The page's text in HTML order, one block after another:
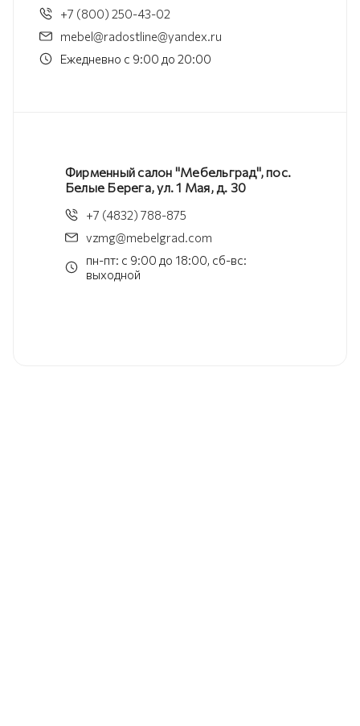
+7 (800) 250-43-02
mebel@radostline@yandex.ru
Ежедневно с 9:00 до 20:00
Фирменный салон "Мебельград", пос.
Белые Берега, ул. 1 Мая, д. 30
+7 (4832) 788-875
vzmg@mebelgrad.com
пн-пт: с 9:00 до 18:00, сб-вс:
выходной